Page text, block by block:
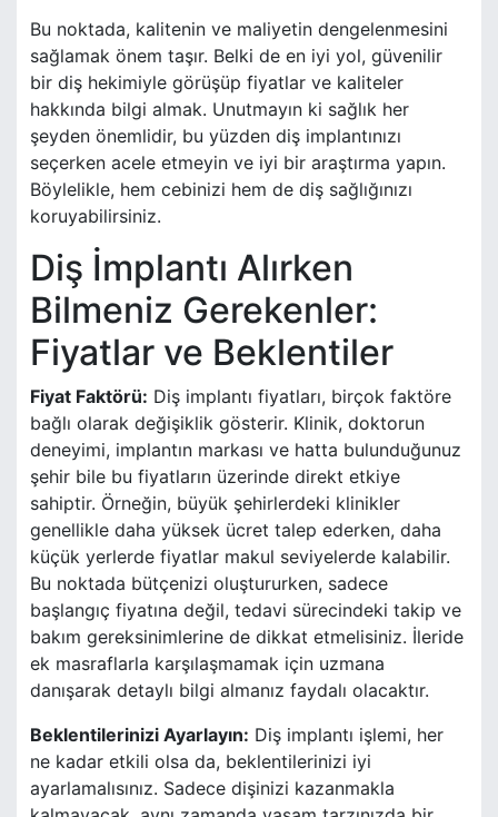
Bu noktada, kalitenin ve maliyetin dengelenmesini
sağlamak önem taşır. Belki de en iyi yol, güvenilir
bir diş hekimiyle görüşüp fiyatlar ve kaliteler
hakkında bilgi almak. Unutmayın ki sağlık her
şeyden önemlidir, bu yüzden diş implantınızı
seçerken acele etmeyin ve iyi bir araştırma yapın.
Böylelikle, hem cebinizi hem de diş sağlığınızı
koruyabilirsiniz.
Diş İmplantı Alırken
Bilmeniz Gerekenler:
Fiyatlar ve Beklentiler
Fiyat Faktörü: Diş implantı fiyatları, birçok faktöre
bağlı olarak değişiklik gösterir. Klinik, doktorun
deneyimi, implantın markası ve hatta bulunduğunuz
şehir bile bu fiyatların üzerinde direkt etkiye
sahiptir. Örneğin, büyük şehirlerdeki klinikler
genellikle daha yüksek ücret talep ederken, daha
küçük yerlerde fiyatlar makul seviyelerde kalabilir.
Bu noktada bütçenizi oluştururken, sadece
başlangıç fiyatına değil, tedavi sürecindeki takip ve
bakım gereksinimlerine de dikkat etmelisiniz. İleride
ek masraflarla karşılaşmamak için uzmana
danışarak detaylı bilgi almanız faydalı olacaktır.
Beklentilerinizi Ayarlayın: Diş implantı işlemi, her
ne kadar etkili olsa da, beklentilerinizi iyi
ayarlamalısınız. Sadece dişinizi kazanmakla